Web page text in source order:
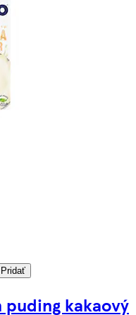
Pridať
kakaový